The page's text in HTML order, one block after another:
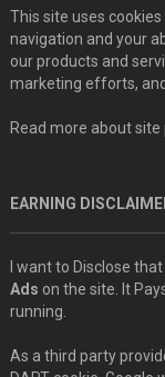
This site uses
navigation and your
our products and
marketing efforts,
Read more about site
EARNING
I want to Disclose
Ads on the site. It
running.
As a third party